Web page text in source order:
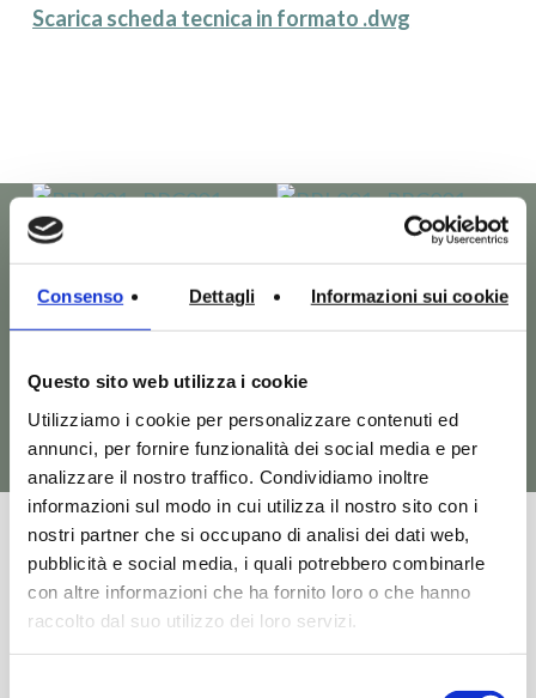
Consenso Dettagli Informazioni sui cookie
Questo sito web utilizza i cookie
Utilizziamo i cookie per personalizzare contenuti ed
annunci, per fornire funzionalità dei social media e per
analizzare il nostro traffico. Condividiamo inoltre
informazioni sul modo in cui utilizza il nostro sito con i
nostri partner che si occupano di analisi dei dati web,
pubblicità e social media, i quali potrebbero combinarle
con altre informazioni che ha fornito loro o che hanno
raccolto dal suo utilizzo dei loro servizi.
Scarica scheda tecnica in formato .dwg
Altri prodotti della
collezione Brera che
potrebbero interessarti
Vedi tutti i prodotti Brera
Lavabi Appoggio
Vedi
Lavabi Centrostanza
Richiedi
Informazioni
Vedi
Prodotto
BRERA – BRL002
Richiedi
Informazioni
Vedi
Prodotto
BRERA – BRL003